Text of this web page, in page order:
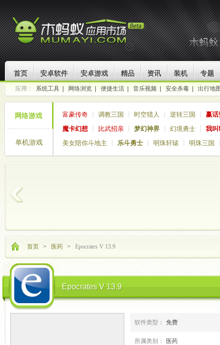
首页 安卓软件 安卓游戏 精品 资讯 装机 专题
应用： 系统工具 网络浏览 便捷生活 音乐视频 安全杀毒 出行地
网络游戏
单机游戏
富豪传奇 调教三国 时空猎人 逆转三国
赢
魔卡幻想
比武招亲 梦幻神界 幻境勇士
我叫
美女陪你斗地主
乐斗勇士 明珠轩辕 明珠三国
首页 > 医药 > Epocrates V 13.9
Epocrates V 13.9
软件类型： 免费
所属类别： 医药